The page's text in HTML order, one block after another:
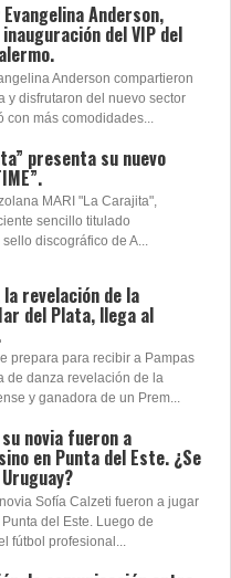
Anderson,
del VIP del
Anderson compartieron
y disfrutaron del nuevo sector
más comodidades...
presenta su nuevo
MARI "La Carajita",
sencillo titulado
discográfico de A...
revelación de la
del Plata, llega al
prepara para recibir a Pampas
de danza revelación de la
y ganadora de un Prem...
novia fueron a
en Punta del Este. ¿Se
Sofía Calzeti fueron a jugar
del Este. Luego de
fútbol profesional...